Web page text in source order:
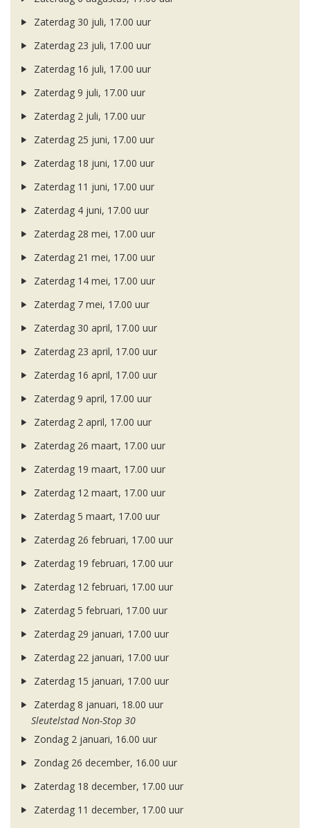
Zaterdag 30 juli, 17.00 uur
Zaterdag 23 juli, 17.00 uur
Zaterdag 16 juli, 17.00 uur
Zaterdag 9 juli, 17.00 uur
Zaterdag 2 juli, 17.00 uur
Zaterdag 25 juni, 17.00 uur
Zaterdag 18 juni, 17.00 uur
Zaterdag 11 juni, 17.00 uur
Zaterdag 4 juni, 17.00 uur
Zaterdag 28 mei, 17.00 uur
Zaterdag 21 mei, 17.00 uur
Zaterdag 14 mei, 17.00 uur
Zaterdag 7 mei, 17.00 uur
Zaterdag 30 april, 17.00 uur
Zaterdag 23 april, 17.00 uur
Zaterdag 16 april, 17.00 uur
Zaterdag 9 april, 17.00 uur
Zaterdag 2 april, 17.00 uur
Zaterdag 26 maart, 17.00 uur
Zaterdag 19 maart, 17.00 uur
Zaterdag 12 maart, 17.00 uur
Zaterdag 5 maart, 17.00 uur
Zaterdag 26 februari, 17.00 uur
Zaterdag 19 februari, 17.00 uur
Zaterdag 12 februari, 17.00 uur
Zaterdag 5 februari, 17.00 uur
Zaterdag 29 januari, 17.00 uur
Zaterdag 22 januari, 17.00 uur
Zaterdag 15 januari, 17.00 uur
Zaterdag 8 januari, 18.00 uur
Sleutelstad Non-Stop 30
Zondag 2 januari, 16.00 uur
Zondag 26 december, 16.00 uur
Zaterdag 18 december, 17.00 uur
Zaterdag 11 december, 17.00 uur